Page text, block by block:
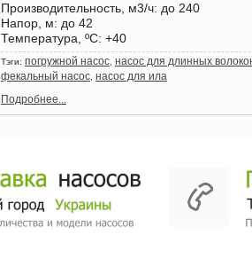
Производительность, м3/ч: до 240
Напор, м: до 42
Температура, ºС: +40
Тэги: погружной насос насос для длинных
фекальный насос насос для ила
Подробнее...